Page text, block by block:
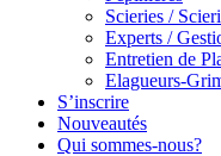
Scieries /
Experts /
Entretien de
Elagueurs-
S’inscrire
Nouveautés
Qui sommes-nous?